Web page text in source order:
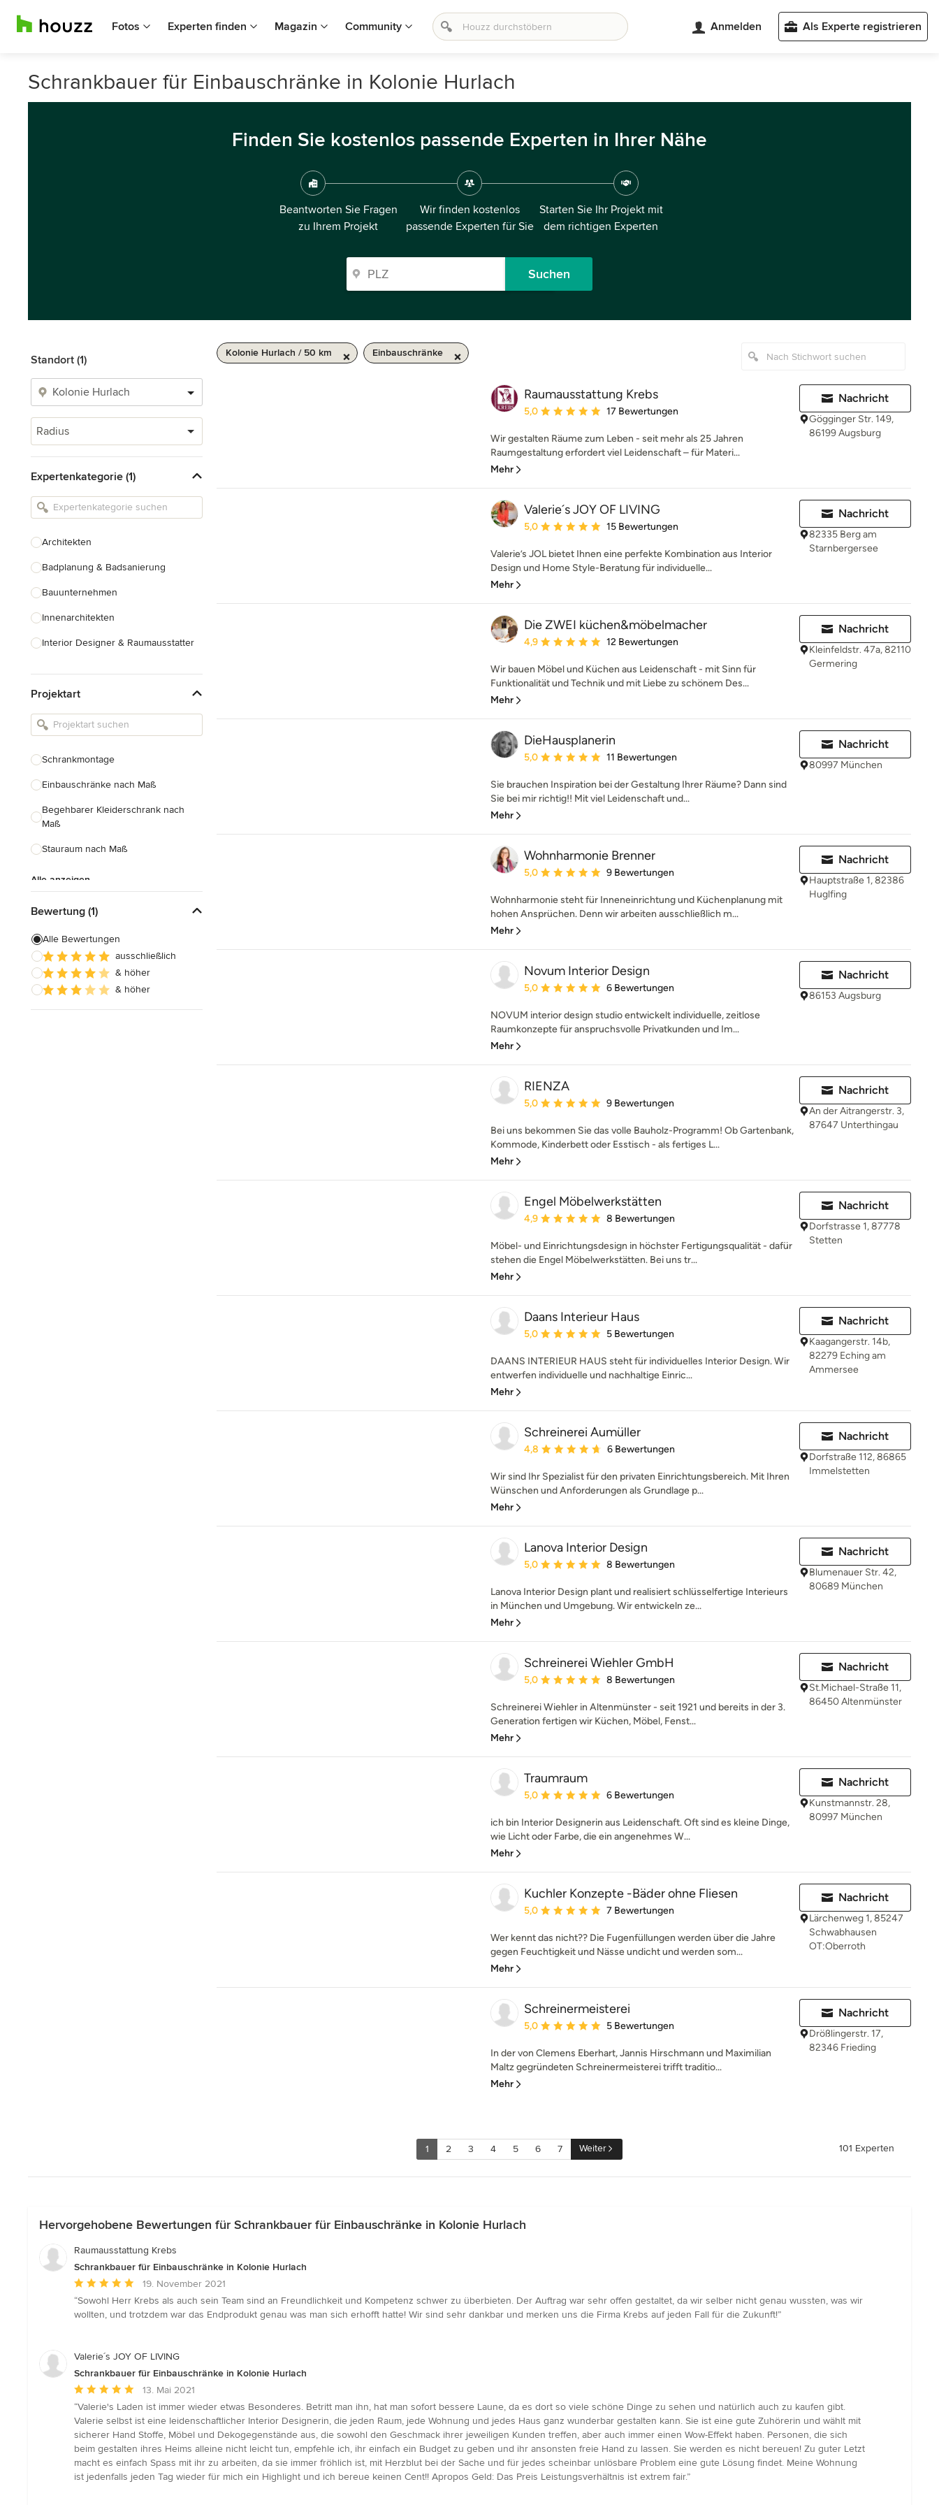
Fotos Experten finden Magazin Community Anmelden Als Experte registrieren
Schrankbauer für Einbauschränke in Kolonie Hurlach
Finden Sie kostenlos passende Experten in Ihrer Nähe
Beantworten Sie Fragen
zu Ihrem Projekt
Wir finden kostenlos
passende Experten für Sie
Starten Sie Ihr Projekt mit
dem richtigen Experten
Suchen
Standort (1)
Radius
Expertenkategorie (1)
Architekten
Badplanung & Badsanierung
Bauunternehmen
Innenarchitekten
Interior Designer & Raumausstatter
Landschaftsarchitekten
Armaturen & Sanitärbedarf
Einbauschränke
Projektart
Schrankmontage
Einbauschränke nach Maß
Begehbarer Kleiderschrank nach
Maß
Stauraum nach Maß
Alle anzeigen
Bewertung (1)
Alle Bewertungen
ausschließlich
& höher
& höher
Kolonie Hurlach / 50 km Einbauschränke
Raumausstattung Krebs
Durchschnittliche Bewertung: 5 von 5 Sternen
5,0 17 Bewertungen
Wir gestalten Räume zum Leben - seit mehr als 25 Jahren
Raumgestaltung erfordert viel Leidenschaft – für Materi...
Mehr
Nachricht
Gögginger Str. 149,
86199 Augsburg
Valerie´s JOY OF LIVING
Durchschnittliche Bewertung: 5 von 5 Sternen
5,0 15 Bewertungen
Valerie’s JOL bietet Ihnen eine perfekte Kombination aus Interior
Design und Home Style-Beratung für individuelle...
Mehr
Nachricht
82335 Berg am
Starnbergersee
Die ZWEI küchen&möbelmacher
Durchschnittliche Bewertung: 4.9 von 5 Sternen
4,9 12 Bewertungen
Wir bauen Möbel und Küchen aus Leidenschaft - mit Sinn für
Funktionalität und Technik und mit Liebe zu schönem Des...
Mehr
Nachricht
Kleinfeldstr. 47a, 82110
Germering
DieHausplanerin
Durchschnittliche Bewertung: 5 von 5 Sternen
5,0 11 Bewertungen
Sie brauchen Inspiration bei der Gestaltung Ihrer Räume? Dann sind
Sie bei mir richtig!! Mit viel Leidenschaft und...
Mehr
Nachricht
80997 München
Wohnharmonie Brenner
Durchschnittliche Bewertung: 5 von 5 Sternen
5,0 9 Bewertungen
Wohnharmonie steht für Inneneinrichtung und Küchenplanung mit
hohen Ansprüchen. Denn wir arbeiten ausschließlich m...
Mehr
Nachricht
Hauptstraße 1, 82386
Huglfing
Novum Interior Design
Durchschnittliche Bewertung: 5 von 5 Sternen
5,0 6 Bewertungen
NOVUM interior design studio entwickelt individuelle, zeitlose
Raumkonzepte für anspruchsvolle Privatkunden und Im...
Mehr
Nachricht
86153 Augsburg
RIENZA
Durchschnittliche Bewertung: 5 von 5 Sternen
5,0 9 Bewertungen
Bei uns bekommen Sie das volle Bauholz-Programm! Ob Gartenbank,
Kommode, Kinderbett oder Esstisch - als fertiges L...
Mehr
Nachricht
An der Aitrangerstr. 3,
87647 Unterthingau
Engel Möbelwerkstätten
Durchschnittliche Bewertung: 4.9 von 5 Sternen
4,9 8 Bewertungen
Möbel- und Einrichtungsdesign in höchster Fertigungsqualität - dafür
stehen die Engel Möbelwerkstätten. Bei uns tr...
Mehr
Nachricht
Dorfstrasse 1, 87778
Stetten
Daans Interieur Haus
Durchschnittliche Bewertung: 5 von 5 Sternen
5,0 5 Bewertungen
DAANS INTERIEUR HAUS steht für individuelles Interior Design. Wir
entwerfen individuelle und nachhaltige Einric...
Mehr
Nachricht
Kaagangerstr. 14b,
82279 Eching am
Ammersee
Schreinerei Aumüller
Durchschnittliche Bewertung: 4.8 von 5 Sternen
4,8 6 Bewertungen
Wir sind Ihr Spezialist für den privaten Einrichtungsbereich. Mit Ihren
Wünschen und Anforderungen als Grundlage p...
Mehr
Nachricht
Dorfstraße 112, 86865
Immelstetten
Lanova Interior Design
Durchschnittliche Bewertung: 5 von 5 Sternen
5,0 8 Bewertungen
Lanova Interior Design plant und realisiert schlüsselfertige Interieurs
in München und Umgebung. Wir entwickeln ze...
Mehr
Nachricht
Blumenauer Str. 42,
80689 München
Schreinerei Wiehler GmbH
Durchschnittliche Bewertung: 5 von 5 Sternen
5,0 8 Bewertungen
Schreinerei Wiehler in Altenmünster - seit 1921 und bereits in der 3.
Generation fertigen wir Küchen, Möbel, Fenst...
Mehr
Nachricht
St.Michael-Straße 11,
86450 Altenmünster
Traumraum
Durchschnittliche Bewertung: 5 von 5 Sternen
5,0 6 Bewertungen
ich bin Interior Designerin aus Leidenschaft. Oft sind es kleine Dinge,
wie Licht oder Farbe, die ein angenehmes W...
Mehr
Nachricht
Kunstmannstr. 28,
80997 München
Kuchler Konzepte -Bäder ohne Fliesen
Durchschnittliche Bewertung: 5 von 5 Sternen
5,0 7 Bewertungen
Wer kennt das nicht?? Die Fugenfüllungen werden über die Jahre
gegen Feuchtigkeit und Nässe undicht und werden som...
Mehr
Nachricht
Lärchenweg 1, 85247
Schwabhausen
OT:Oberroth
Schreinermeisterei
Durchschnittliche Bewertung: 5 von 5 Sternen
5,0 5 Bewertungen
In der von Clemens Eberhart, Jannis Hirschmann und Maximilian
Maltz gegründeten Schreinermeisterei trifft traditio...
Mehr
Nachricht
Drößlingerstr. 17,
82346 Frieding
1 2 3 4 5 6 7 Weiter 101 Experten
Hervorgehobene Bewertungen für Schrankbauer für Einbauschränke in Kolonie Hurlach
Raumausstattung Krebs
Schrankbauer für Einbauschränke in Kolonie Hurlach
Durchschnittliche
Bewertung:
5
Sternen
19. November 2021
“Sowohl Herr Krebs als auch sein Team sind an Freundlichkeit und Kompetenz schwer zu überbieten. Der Auftrag war sehr offen gestaltet, da wir selber nicht genau wussten, was wir
wollten, und trotzdem war das Endprodukt genau was man sich erhofft hatte! Wir sind sehr dankbar und merken uns die Firma Krebs auf jeden Fall für die Zukunft!”
Valerie´s JOY OF LIVING
Schrankbauer für Einbauschränke in Kolonie Hurlach
Durchschnittliche
Bewertung:
5
von
5
Sternen
13. Mai 2021
“Valerie's Laden ist immer wieder etwas Besonderes. Betritt man ihn, hat man sofort bessere Laune, da es dort so viele schöne Dinge zu sehen und natürlich auch zu kaufen gibt.
Valerie selbst ist eine leidenschaftlicher Interior Designerin, die jeden Raum, jede Wohnung und jedes Haus ganz wunderbar gestalten kann. Sie ist eine gute Zuhörerin und wählt mit
sicherer Hand Stoffe, Möbel und Dekogegenstände aus, die sowohl den Geschmack ihrer jeweiligen Kunden treffen, aber auch immer einen Wow-Effekt haben. Personen, die sich
beim gestalten ihres Heims alleine nicht leicht tun, empfehle ich, ihr einfach ein Budget zu geben und ihr ansonsten freie Hand zu lassen. Sie werden es nicht bereuen! Zu guter Letzt
macht es einfach Spass mit ihr zu arbeiten, da sie immer fröhlich ist, mit Herzblut bei der Sache und für jedes scheinbar unlösbare Problem eine gute Lösung findet. Meine Wohnung
ist jedenfalls jeden Tag wieder für mich ein Highlight und ich bereue keinen Cent!! Apropos Geld: Das Preis Leistungsverhältnis ist extrem fair.”